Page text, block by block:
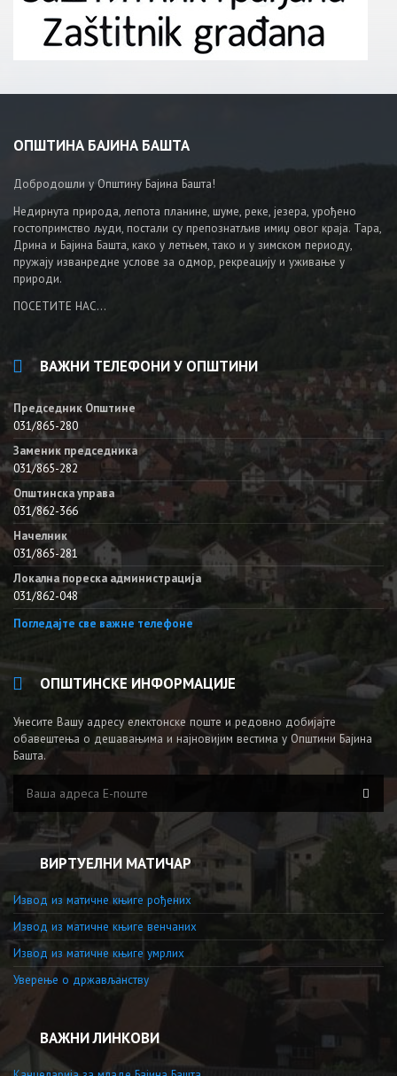
ОПШТИНА БАЈИНА БАШТА
Добродошли у Општину Бајина Башта!
Недирнута природа, лепота планине, шуме, реке, језера, урођено
гостопримство људи, постали су препознатљив имиџ овог краја. Тара,
Дрина и Бајина Башта, како у летњем, тако и у зимском периоду,
пружају изванредне услове за одмор, рекреацију и уживање у
природи.
ПОСЕТИТЕ НАС...
ВАЖНИ ТЕЛЕФОНИ У ОПШТИНИ
Председник Општине
031/865-280
Заменик председника
031/865-282
Општинска управа
031/862-366
Начелник
031/865-281
Локална пореска администрација
031/862-048
Погледајте све важне телефоне
ОПШТИНСКЕ ИНФОРМАЦИЈЕ
Унесите Вашу адресу електонске поште и редовно добијајте
обавештења о дешавањима и најновијим вестима у Општини Бајина
Башта.
ВИРТУЕЛНИ МАТИЧАР
Извод из матичне књиге рођених
Извод из матичне књиге венчаних
Извод из матичне књиге умрлих
Уверење о држављанству
ВАЖНИ ЛИНКОВИ